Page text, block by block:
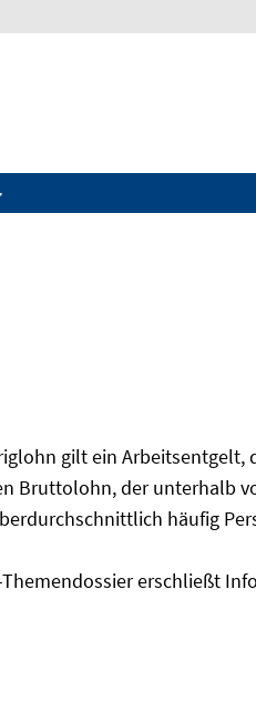
gilt ein Arbeitsentgelt,
Bruttolohn, der unterhalb
häufig
erschließt